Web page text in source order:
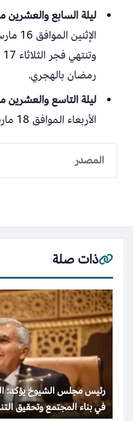
ليلة السابع
رمضان بالهجري.
ليلة التاسع
الأربعاء الموافق 18 مارس ميلادياً.
المصدر
ذات صلة
رئيس مجلس الشيوخ يؤكد:
في بناء المجتمع وتحقيق